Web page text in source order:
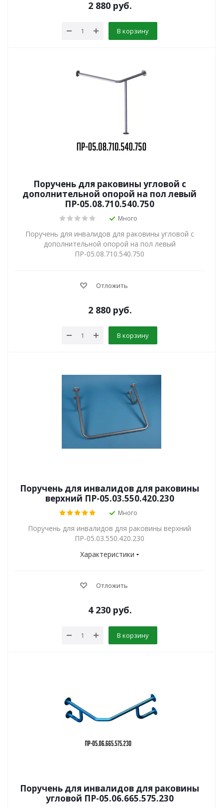
2 880руб.
В корзину
Поручень для раковины угловой с
дополнительной опорой на пол левый
ПР-05.08.710.540.750
Много
Поручень для инвалидов для раковины угловой с
дополнительной опорой на пол левый
ПР-05.08.710.540.750
Отложить
2 880руб.
В корзину
Поручень для инвалидов для раковины
верхний ПР-05.03.550.420.230
Много
Поручень для инвалидов для раковины верхний
ПР-05.03.550.420.230
Характеристики
Отложить
4 230руб.
В корзину
Поручень для инвалидов для раковины
угловой ПР-05.06.665.575.230